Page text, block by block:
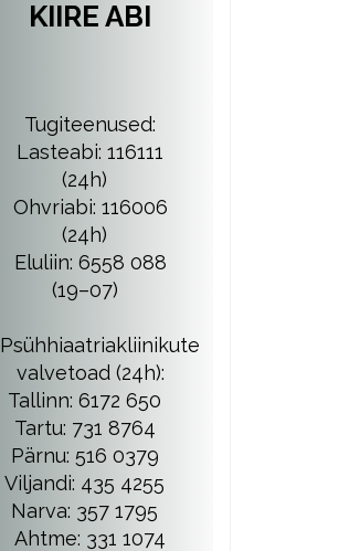
KIIRE ABI
Tugiteenused:
Lasteabi: 116111
(24h)
Ohvriabi: 116006
(24h)
Eluliin: 6558 088
(19–07)
Psühhiaatriakliinikute
valvetoad (24h):
Tallinn: 6172 650
Tartu: 731 8764
Pärnu: 516 0379
Viljandi: 435 4255
Narva: 357 1795
Ahtme: 331 1074